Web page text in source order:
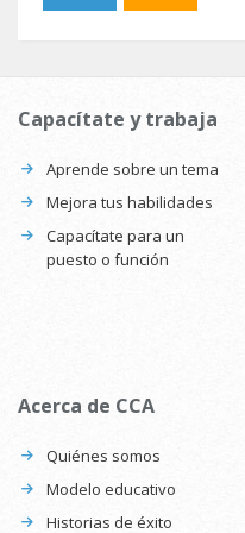
Capacítate y trabaja
Aprende sobre un tema
Mejora tus habilidades
Capacítate para un
puesto o función
Acerca de CCA
Quiénes somos
Modelo educativo
Historias de éxito